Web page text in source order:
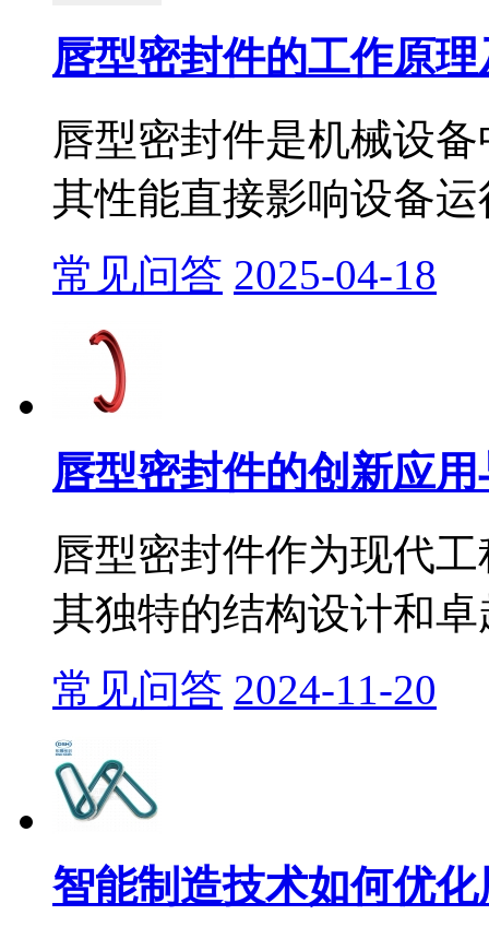
唇型密封件的工作原
唇型密封件是机械设
其性能直接影响设备
常见问答 2025-04-18
唇型密封件的创新应
唇型密封件作为现代
其独特的结构设计和
常见问答 2024-11-20
智能制造技术如何优